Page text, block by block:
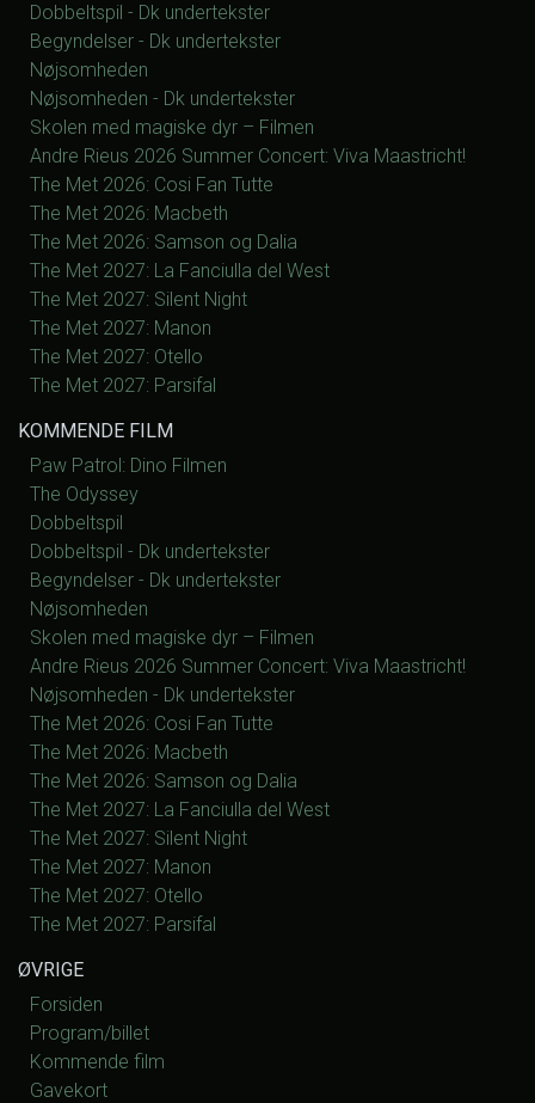
Dobbeltspil - Dk undertekster
Begyndelser - Dk undertekster
Nøjsomheden
Nøjsomheden - Dk undertekster
Skolen med magiske dyr – Filmen
Andre Rieus 2026 Summer Concert: Viva Maastricht!
The Met 2026: Cosi Fan Tutte
The Met 2026: Macbeth
The Met 2026: Samson og Dalia
The Met 2027: La Fanciulla del West
The Met 2027: Silent Night
The Met 2027: Manon
The Met 2027: Otello
The Met 2027: Parsifal
KOMMENDE FILM
Paw Patrol: Dino Filmen
The Odyssey
Dobbeltspil
Dobbeltspil - Dk undertekster
Begyndelser - Dk undertekster
Nøjsomheden
Skolen med magiske dyr – Filmen
Andre Rieus 2026 Summer Concert: Viva Maastricht!
Nøjsomheden - Dk undertekster
The Met 2026: Cosi Fan Tutte
The Met 2026: Macbeth
The Met 2026: Samson og Dalia
The Met 2027: La Fanciulla del West
The Met 2027: Silent Night
The Met 2027: Manon
The Met 2027: Otello
The Met 2027: Parsifal
ØVRIGE
Forsiden
Program/billet
Kommende film
Gavekort